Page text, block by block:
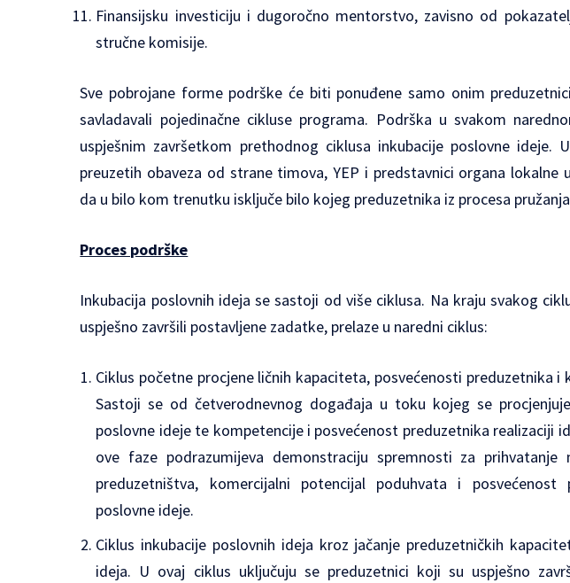
Finansijsku investiciju i dugoročno mentorstvo, zavisno od
stručne komisije.
Sve pobrojane forme podrške će biti ponuđene samo onim
savladavali pojedinačne cikluse programa. Podrška u svakom
uspješnim završetkom prethodnog ciklusa inkubacije poslovne ideje.
preuzetih obaveza od strane timova, YEP i predstavnici organa lokalne
da u bilo kom trenutku isključe bilo kojeg preduzetnika iz procesa
Proces podrške
Inkubacija poslovnih ideja se sastoji od više ciklusa. Na kraju svakog
uspješno završili postavljene zadatke, prelaze u naredni ciklus:
Ciklus početne procjene ličnih kapaciteta, posvećenosti preduzetnika i
Sastoji se od četverodnevnog događaja u toku kojeg se
poslovne ideje te kompetencije i posvećenost preduzetnika realizaciji
ove faze podrazumijeva demonstraciju spremnosti za prihvatanje
preduzetništva, komercijalni potencijal poduhvata i posvećenost
poslovne ideje.
Ciklus inkubacije poslovnih ideja kroz jačanje preduzetničkih
ideja. U ovaj ciklus uključuju se preduzetnici koji su uspješno